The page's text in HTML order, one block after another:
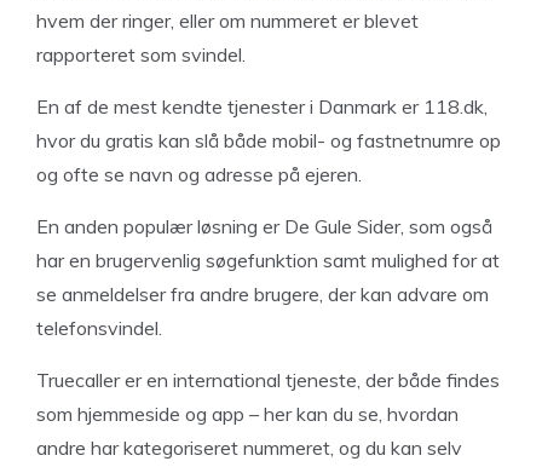
hvem der ringer, eller om nummeret er blevet
rapporteret som svindel.
En af de mest kendte tjenester i Danmark er 118.dk,
hvor du gratis kan slå både mobil- og fastnetnumre op
og ofte se navn og adresse på ejeren.
En anden populær løsning er De Gule Sider, som også
har en brugervenlig søgefunktion samt mulighed for at
se anmeldelser fra andre brugere, der kan advare om
telefonsvindel.
Truecaller er en international tjeneste, der både findes
som hjemmeside og app – her kan du se, hvordan
andre har kategoriseret nummeret, og du kan selv